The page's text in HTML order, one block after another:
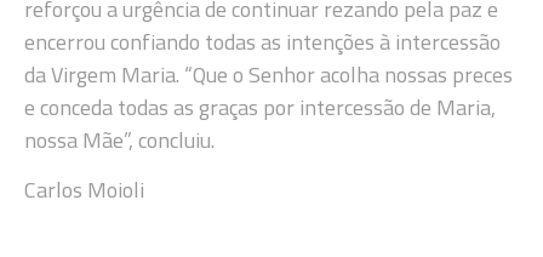
reforçou a urgência de continuar rezando pela paz e
encerrou confiando todas as intenções à intercessão
da Virgem Maria. “Que o Senhor acolha nossas preces
e conceda todas as graças por intercessão de Maria,
nossa Mãe”, concluiu.
Carlos Moioli